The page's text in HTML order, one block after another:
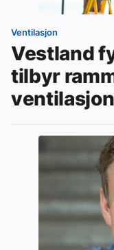
Ventilasjon
Vestland
tilbyr
ventilasjon